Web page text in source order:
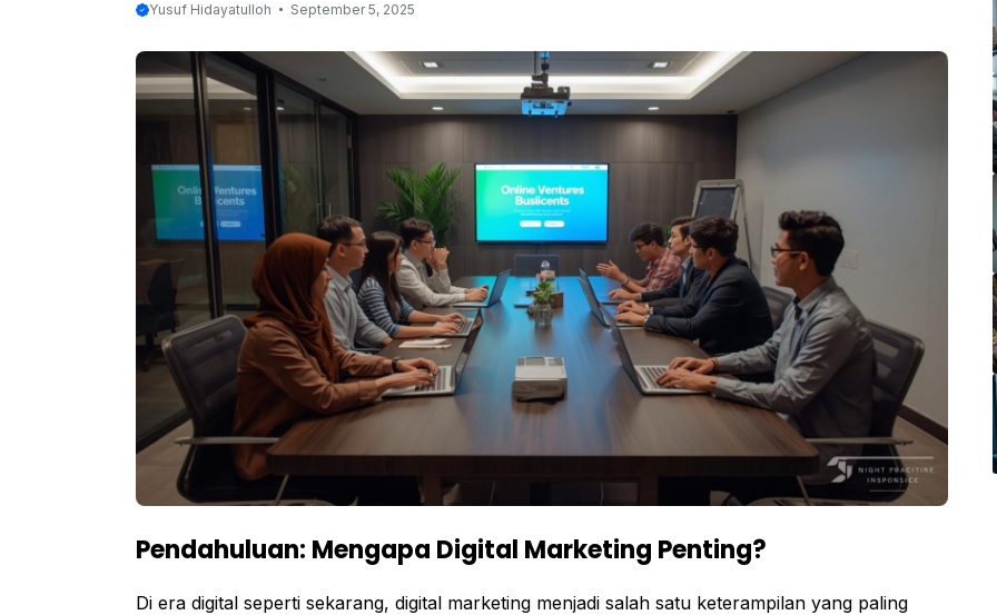
Yusuf Hidayatulloh September 5, 2025
Pendahuluan: Mengapa Digital Marketing Penting?
Di era digital seperti sekarang, digital marketing menjadi salah satu keterampilan yang paling